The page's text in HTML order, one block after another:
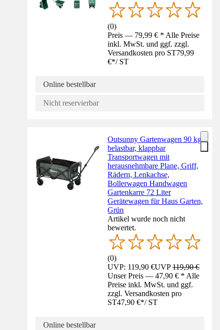
(0)
Preis — 79,99 € * Alle Preise
inkl. MwSt. und ggf. zzgl.
Versandkosten pro ST79,99
€*/ ST
Online bestellbar
Nicht reservierbar
Outsunny Gartenwagen 90 kg
belastbar, klappbar
Transportwagen mit
herausnehmbare Plane, Griff,
Rädern, Lenkachse,
Bollerwagen Handwagen
Gartenkarre 72 Liter
Gerätewagen für Haus Garten,
Grün
Artikel wurde noch nicht
bewertet.
(0)
UVP: 119,90 €UVP119,90 €
Unser Preis — 47,90 € * Alle
Preise inkl. MwSt. und ggf.
zzgl. Versandkosten pro
ST47,90 €*/ ST
Online bestellbar